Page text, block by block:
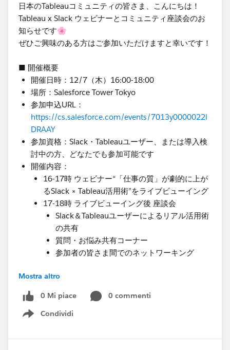
日本のTableauコミュニティの皆さま、こんにちは！
Tableau x Slack ウェビナーとコミュニティ座談会のお
知らせです🌸
ぜひご興味のある方はご参加いただけますと幸いです！
■ 開催概要
開催日時：12/7（木）16:00-18:00
場所：Salesforce Tower Tokyo
参加申込URL：
https://cs.salesforce.com/events/7013y0000022l
DRAAY
参加資格：Slack・Tableauユーザー、または導入検
討中の方、どなたでも参加可能です
開催内容：
16-17時 ウェビナー“「仕事の質」が劇的に上が
るSlack × Tableau活用術”をライブビューイング
17-18時 ライブビューイング後 座談会
Slack＆Tableauユーザーによるリアル活用術
の共有
質問・お悩み共有コーナー
参加者の皆さま間でのネットワーキング
の両方に申し込みをお願いいたします。（ウェビナーに
申込頂くことでアーカイブを後日確認いただけます。）
cs.salesforce.com
Mostra altro
0 Mi piace
0 commenti
Condividi
Show menu